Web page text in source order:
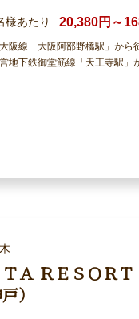
様あたり 20,380円～
阪線「大阪阿部野橋駅」から
地下鉄御堂筋線「天王寺駅」
Ａ ＲＥＳＯＲ
）